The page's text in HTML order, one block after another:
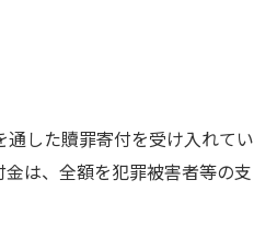
通した贖罪寄付を受け入れてい
金は、全額を犯罪被害者等の支